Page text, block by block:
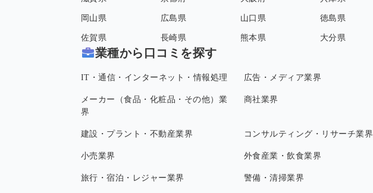
岡山県 広島県 山口県 徳島県
佐賀県 長崎県 熊本県 大分県
業種から口コミを探す
IT・通信・インターネット・情報処理 広告・メディア業界
メーカー（食品・化粧品・その他）業
界
商社業界
建設・プラント・不動産業界 コンサルティング・リサーチ業界
小売業界 外食産業・飲食業界
旅行・宿泊・レジャー業界 警備・清掃業界